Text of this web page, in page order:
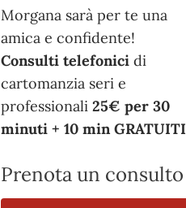
Morgana sarà per te una
amica e confidente!
Consulti telefonici di
cartomanzia seri e
professionali 25€ per 30
minuti + 10 min GRATUITI
Prenota un consulto